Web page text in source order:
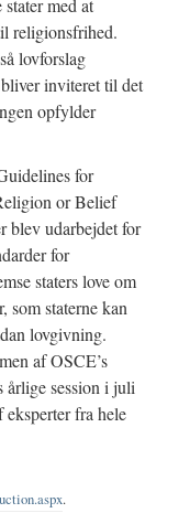
med at
religionsfrihed.
lovforslag
inviteret til det
opfylder
for
or Belief
blev udarbejdet for
for
staters love om
som staterne kan
lovgivning.
af OSCE’s
årlige session i juli
eksperter fra hele
.